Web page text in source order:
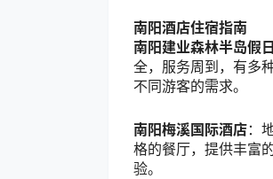
南阳酒店住宿指南
南阳建业森林半岛假
全，服务周到，有多
不同游客的需求。
南阳梅溪国际酒店：
格的餐厅，提供丰富
验。